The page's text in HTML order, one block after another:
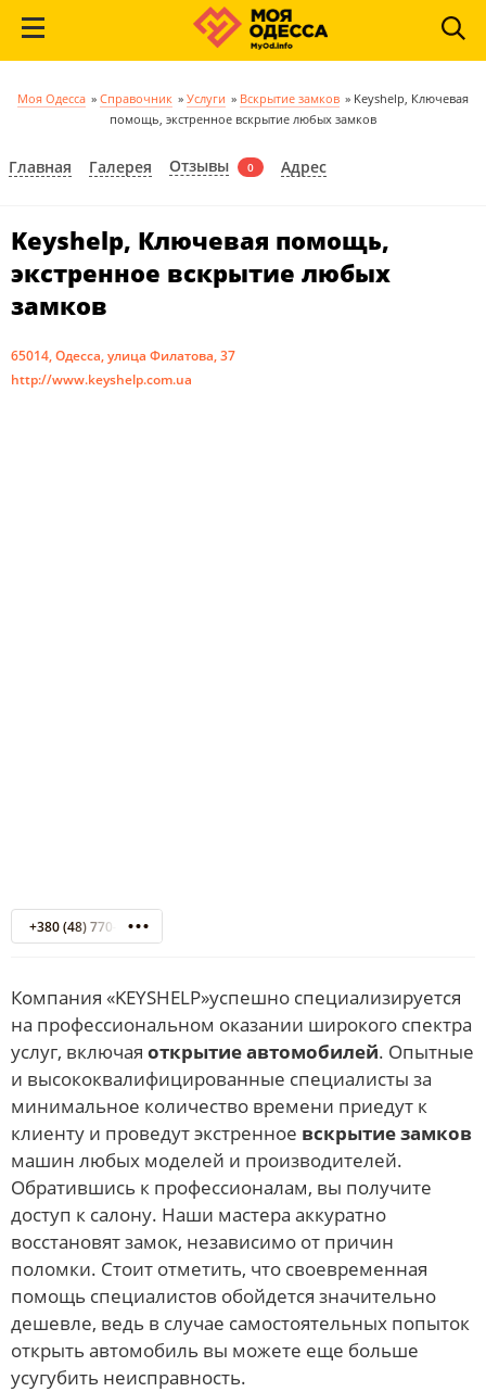
Моя Одесса » Справочник » Услуги » Вскрытие замков » Keyshelp, Ключевая
помощь, экстренное вскрытие любых замков
Главная Галерея Отзывы 0 Адрес
Keyshelp, Ключевая помощь,
экстренное вскрытие любых
замков
65014, Одесса, улица Филатова, 37
http://www.keyshelp.com.ua
+380 (48) 770-10-10
Компания «KEYSHELP»успешно специализируется
на профессиональном оказании широкого спектра
услуг, включая открытие автомобилей. Опытные
и высококвалифицированные специалисты за
минимальное количество времени приедут к
клиенту и проведут экстренное вскрытие замков
машин любых моделей и производителей.
Обратившись к профессионалам, вы получите
доступ к салону. Наши мастера аккуратно
восстановят замок, независимо от причин
поломки. Стоит отметить, что своевременная
помощь специалистов обойдется значительно
дешевле, ведь в случае самостоятельных попыток
открыть автомобиль вы можете еще больше
усугубить неисправность.